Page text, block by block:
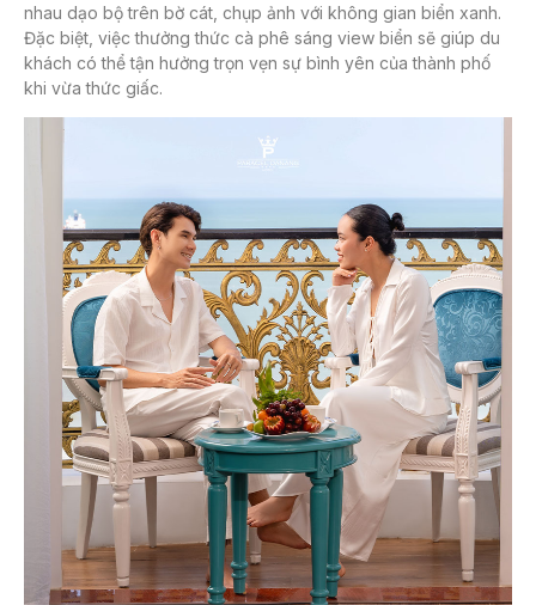
nhau dạo bộ trên bờ cát, chụp ảnh với không gian biển xanh.
Đặc biệt, việc thưởng thức cà phê sáng view biển sẽ giúp du
khách có thể tận hưởng trọn vẹn sự bình yên của thành phố
khi vừa thức giấc.